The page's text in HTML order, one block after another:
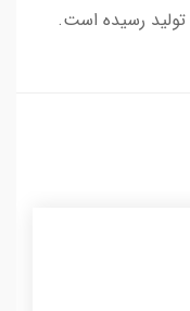
رسیده است.